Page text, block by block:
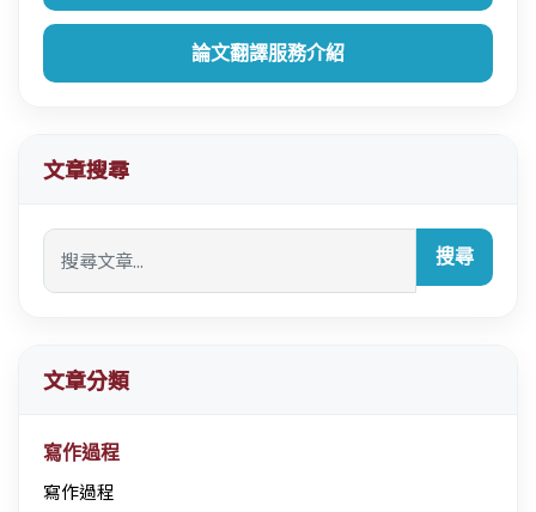
論文翻譯服務介紹
文章搜尋
搜尋
文章分類
寫作過程
寫作過程